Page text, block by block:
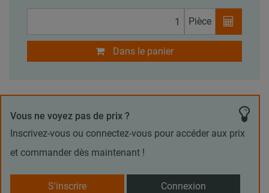
Pièce
Dans le panier
Vous ne voyez pas de prix ?
Inscrivez-vous ou connectez-vous pour accéder aux prix
et commander dès maintenant !
S'inscrire Connexion